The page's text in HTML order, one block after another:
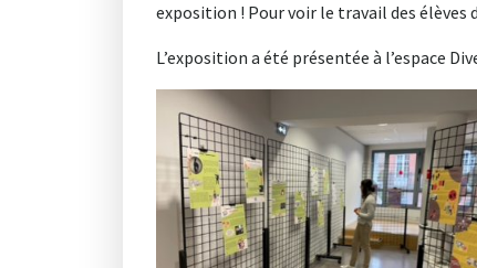
exposition ! Pour voir le travail des élèves
L’exposition a été présentée à l’espace